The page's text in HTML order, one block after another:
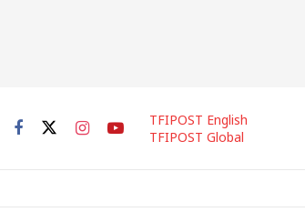
TFIPOST English
TFIPOST Global